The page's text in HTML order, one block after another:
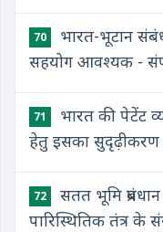
70
भारत-भूटान संबंध
सहयोग आवश्यक -
71
भारत की पेटेंट
हेतु इसका सुदृढ़ीकरण
72
सतत भूमि
पारिस्थितिक तंत्र के